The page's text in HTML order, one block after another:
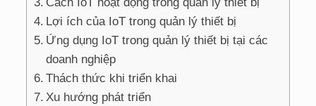
Cách IoT hoạt động trong quản lý thiết bị
Lợi ích của IoT trong quản lý thiết bị
Ứng dụng IoT trong quản lý thiết bị tại các
doanh nghiệp
Thách thức khi triển khai
Xu hướng phát triển